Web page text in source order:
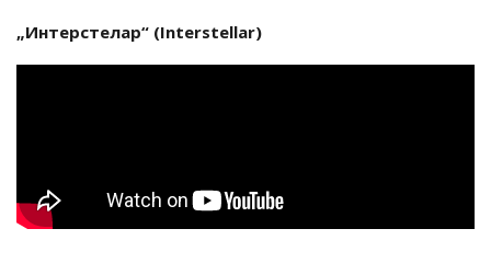
„Интерстелар“ (Interstellar)